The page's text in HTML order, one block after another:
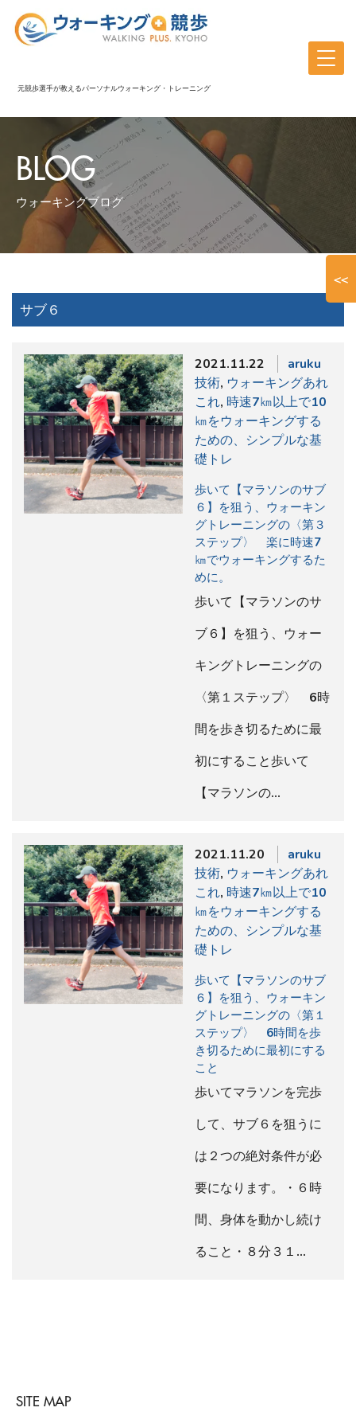
元競歩選手が教えるパーソナルウォーキング・トレーニング
BLOG
ウォーキングブログ
サブ６
2021.11.22
aruku
技術, ウォーキングあれ
これ, 時速7㎞以上で10
㎞をウォーキングする
ための、シンプルな基
礎トレ
歩いて【マラソンのサブ
６】を狙う、ウォーキン
グトレーニングの〈第３
ステップ〉 楽に時速7
㎞でウォーキングするた
めに。
歩いて【マラソンのサ
ブ６】を狙う、ウォー
キングトレーニングの
〈第１ステップ〉 6時
間を歩き切るために最
初にすること歩いて
【マラソンの…
2021.11.20
aruku
技術, ウォーキングあれ
これ, 時速7㎞以上で10
㎞をウォーキングする
ための、シンプルな基
礎トレ
歩いて【マラソンのサブ
６】を狙う、ウォーキン
グトレーニングの〈第１
ステップ〉 6時間を歩
き切るために最初にする
こと
歩いてマラソンを完歩
して、サブ６を狙うに
は２つの絶対条件が必
要になります。・６時
間、身体を動かし続け
ること・８分３１…
<<
SITE MAP